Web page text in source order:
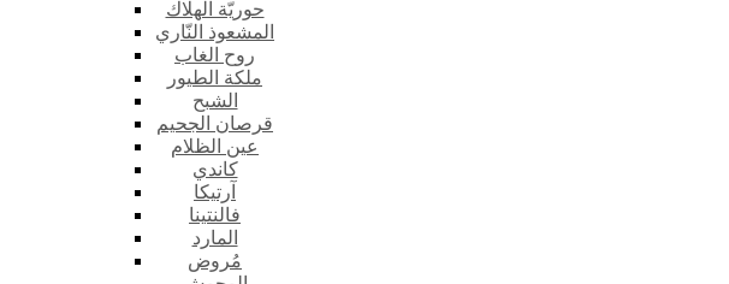
حوريّة الهلاك
المشعوذ النّاري
روح الغاب
ملكة الطيور
الشبح
قرصان الجحيم
عين الظلام
كاندي
آرتيكا
فالنتينا
المارد
مُروض